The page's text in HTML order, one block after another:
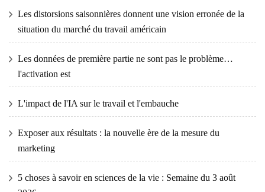
Les distorsions saisonnières donnent une vision erronée de la
situation du marché du travail américain
Les données de première partie ne sont pas le problème…
l'activation est
L'impact de l'IA sur le travail et l'embauche
Exposer aux résultats : la nouvelle ère de la mesure du
marketing
5 choses à savoir en sciences de la vie : Semaine du 3 août